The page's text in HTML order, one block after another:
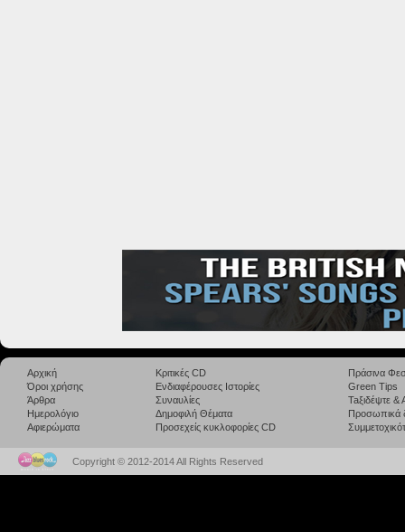
Αρχική
Όροι χρήσης
Άρθρα
Ημερολόγιο
Αφιερώματα
Κριτικές CD
Ενδιαφέρουσες Ιστορίες
Συναυλίες
Δημοφιλή Θέματα
Προσεχείς κυκλοφορίες CD
Πράσινα
Green Tips
Taξιδέψτε
Προσωπικά
Copyright © 2012-2014 All Rights Reserved